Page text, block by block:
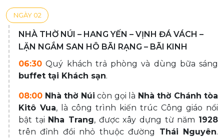
NGÀY 02
NHÀ THỜ NÚI – HANG YẾN – VỊNH ĐÁ VÁCH –
LẶN NGẮM SAN HÔ BÃI RẠNG – BÃI KINH
06:30 Quý khách trả phòng và dùng bữa sáng
buffet tại Khách sạn.
08:00 Nhà thờ Núi còn gọi là Nhà thờ Chánh tòa
Kitô Vua, là công trình kiến trúc Công giáo nổi
bật tại Nha Trang, được xây dựng từ năm 1928
trên đỉnh đồi nhỏ thuộc đường Thái Nguyên.